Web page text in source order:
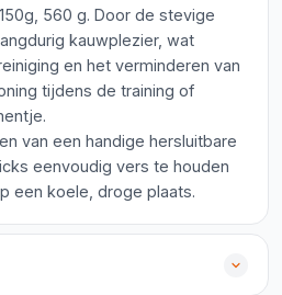
560 g. Door de stevige
kauwplezier, wat
en het verminderen van
tijdens de training of
van een handige hersluitbare
eenvoudig vers te houden
een koele, droge plaats.